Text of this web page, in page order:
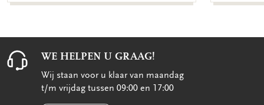
WE HELPEN U GRAAG!
Wij staan voor u klaar van maandag
t/m vrijdag tussen 09:00 en 17:00